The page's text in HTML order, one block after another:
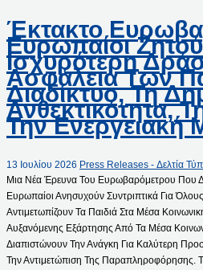
Έκτακτο
Ευρωπαίοι
Ισχυρότερη
Ασφάλεια Των
Διαδίκτυο, Τη
Ανθεκτικότητα,
Την Ενεργειακή
13 Ιουλίου 2026 Press Releases - Δελτία
Μια Νέα Έρευνα Του Ευρωβαρόμετρου Που
Ευρωπαίοι Ανησυχούν Συντριπτικά Για
Αντιμετωπίζουν Τα Παιδιά Στα Μέσα
Αυξανόμενης Εξάρτησης Από Τα Μέσα
Διαπιστώνουν Την Ανάγκη Για Καλύτερη
Την Αντιμετώπιση Της Παραπληροφόρησης.